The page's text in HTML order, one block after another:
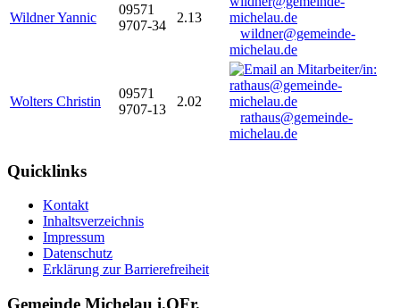
Wildner Yannic
09571
9707-34
2.13
wildner@gemeinde-
michelau.de
Wolters Christin
09571
9707-13
2.02
rathaus@gemeinde-
michelau.de
Quicklinks
Kontakt
Inhaltsverzeichnis
Impressum
Datenschutz
Erklärung zur Barrierefreiheit
Gemeinde Michelau i.OFr.